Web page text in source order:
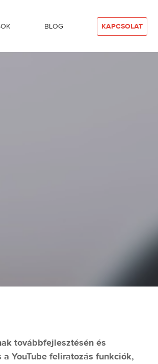
BLOG KAPCSOLAT
verziója
továbbfejlesztésén és
YouTube feliratozás funkciók,